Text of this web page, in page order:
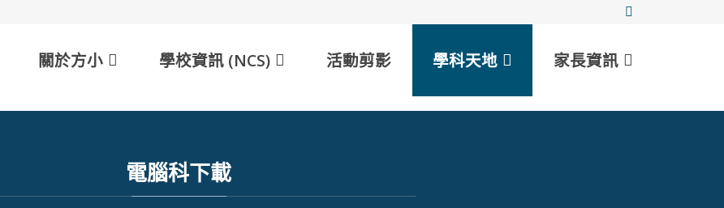
關於方小 學校資訊 (NCS) 活動剪影 學科天地 家長資訊
電腦科下載